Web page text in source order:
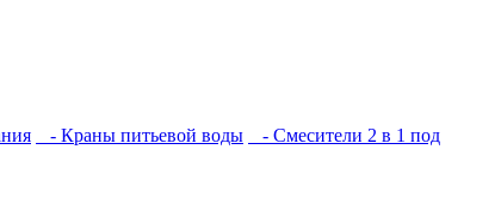
- Краны питьевой воды
- Смесители 2 в 1 под